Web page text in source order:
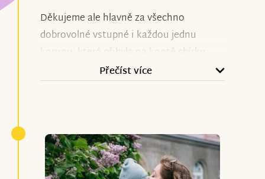
Děkujeme ale hlavně za všechno
dobrovolné vstupné i každou jednu
korunu, která přibyla na kontě sbírky.
Na koncertě se vybralo neuvěřitelných 37
Slova scházela snad každému, kdo na
koncertě v tu chvíli byl.
Přečíst více